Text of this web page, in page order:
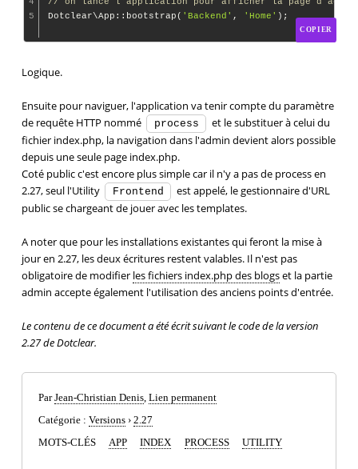
5
Dotclear\App::bootstrap( 'Backend' , 'Home'
COPIER
Logique.
Ensuite pour naviguer, l'application va tenir compte du paramètre
de requête HTTP nommé
process
et le substituer à celui du
fichier index.php, la navigation dans l'admin devient alors possible
depuis une seule page index.php.
Coté public c'est encore plus simple car il n'y a pas de process en
2.27, seul l'Utility
Frontend
est appelé, le gestionnaire d'URL
public se chargeant de jouer avec les templates.
A noter que pour les installations existantes qui feront la mise à
jour en 2.27, les deux écritures restent valables. Il n'est pas
obligatoire de modifier les fichiers index.php des blogset la partie
admin accepte également l'utilisation des anciens points d'entrée.
Le contenu de ce document a été écrit suivant le code de la version
2.27 de Dotclear.
ParJean-Christian Denis, Lien permanent
Catégorie : Versions› 2.27
MOTS-CLÉS
APP INDEX PROCESS UTILITY